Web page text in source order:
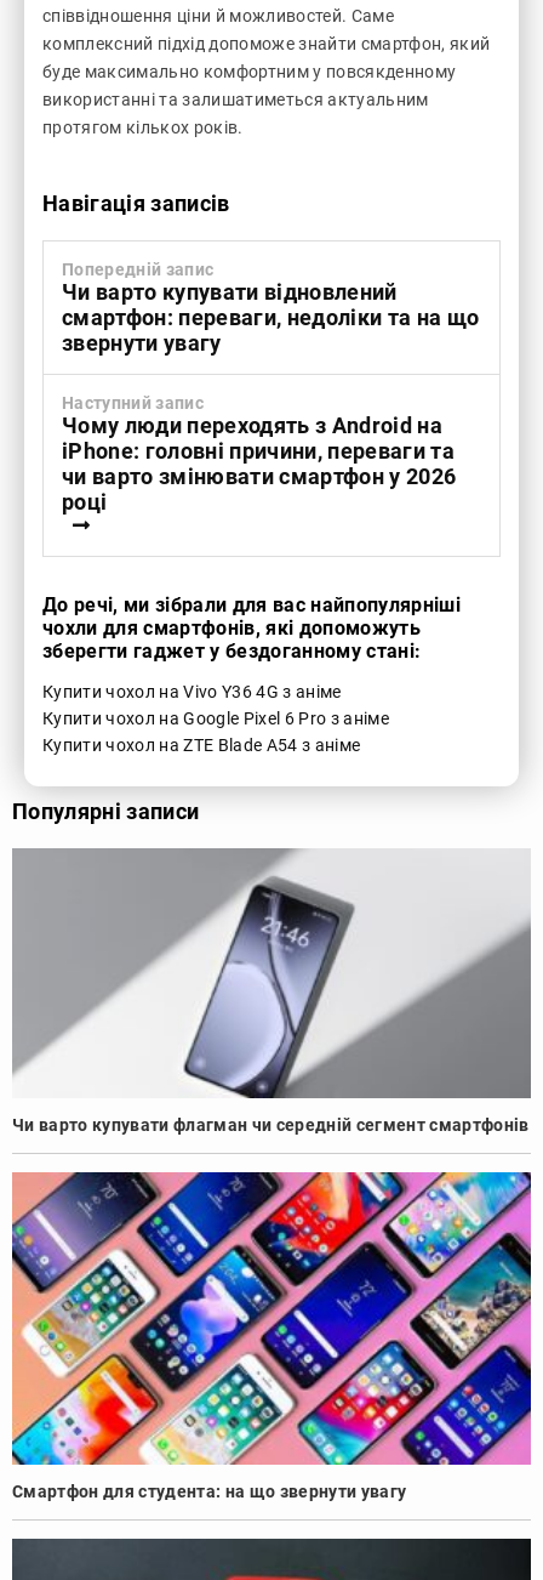
співвідношення ціни й можливостей. Саме
комплексний підхід допоможе знайти смартфон, який
буде максимально комфортним у повсякденному
використанні та залишатиметься актуальним
протягом кількох років.
Навігація записів
Попередній запис
Чи варто купувати відновлений
смартфон: переваги, недоліки та на що
звернути увагу
Наступний запис
Чому люди переходять з Android на
iPhone: головні причини, переваги та
чи варто змінювати смартфон у 2026
році
До речі, ми зібрали для вас найпопулярніші
чохли для смартфонів, які допоможуть
зберегти гаджет у бездоганному стані:
Купити чохол на Vivo Y36 4G з аніме
Купити чохол на Google Pixel 6 Pro з аніме
Купити чохол на ZTE Blade A54 з аніме
Популярні записи
Чи варто купувати флагман чи середній сегмент смартфонів
Смартфон для студента: на що звернути увагу